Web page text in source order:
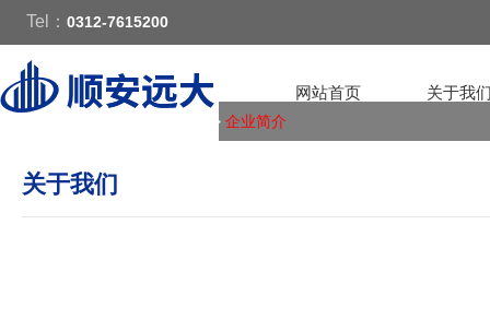
Tel： 0312-7615200
网站首页 关于我
> 关于我们 > 企业简介
关于我们